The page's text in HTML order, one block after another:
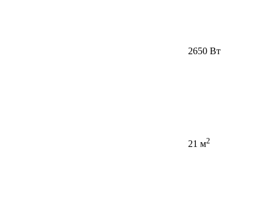
2650 Вт
21 м2